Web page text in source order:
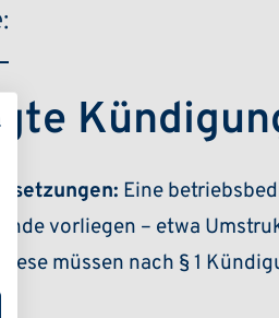
Eine
vorliegen – etwa
müssen nach § 1